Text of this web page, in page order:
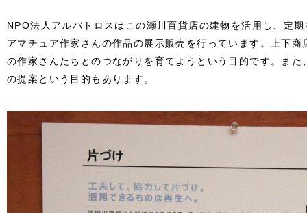
NPO法人アルバトロスはこの瀬川百貨店の建物を活用し、定
アマチュア作家さんの作品の展示販売を行っています。上下
の作家さんたちとのつながりを育てようという目的です。ま
の提案という目的もあります。